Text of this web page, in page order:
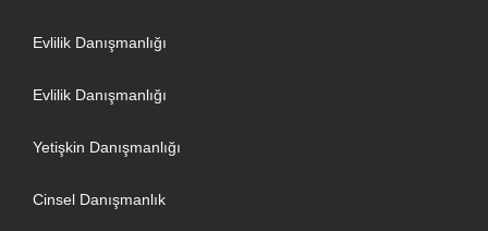
Evlilik Danışmanlığı
Evlilik Danışmanlığı
Yetişkin Danışmanlığı
Cinsel Danışmanlık